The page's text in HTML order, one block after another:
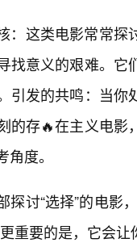
：这类电影常常探
找意义的艰难。
引发的共鸣：当
的存🔥在主义电
度。
探讨“选择”的电影
重要的是，它会